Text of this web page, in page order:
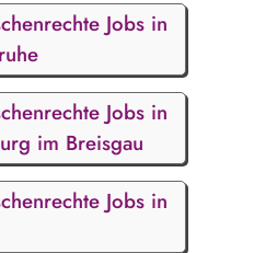
Jobs in
Jobs in
im Breisgau
Jobs in